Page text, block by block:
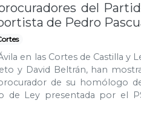
del
de Pedro
en las Cortes de Castilla y
y David Beltrán, han
de su homólogo
de Ley presentada por el